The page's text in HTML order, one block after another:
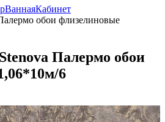
ВаннаяКабинет
обои флизелиновые
Палермо обои
6